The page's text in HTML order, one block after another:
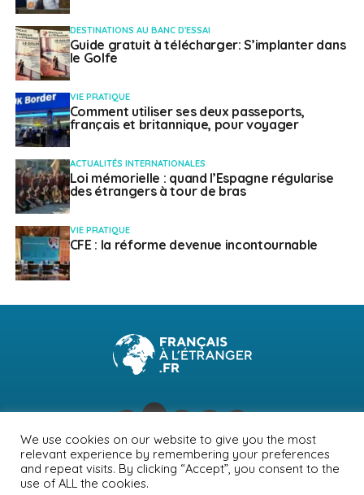
DESTINATIONS AU BANC D'ESSAI
Guide gratuit à télécharger: S’implanter dans
le Golfe
VIE PRATIQUE
Comment utiliser ses deux passeports,
français et britannique, pour voyager
ACTUALITÉS INTERNATIONALES
Loi mémorielle : quand l’Espagne régularise
des étrangers à tour de bras
VIE PRATIQUE
CFE : la réforme devenue incontournable
NEWSLETTER PUBLICITÉ CONTACTS
MENTIONS LÉGALES
POLITIQUE DE CONFIDENTIALITÉ
We use cookies on our website to give you the most
relevant experience by remembering your preferences
and repeat visits. By clicking “Accept”, you consent to the
use of ALL the cookies.